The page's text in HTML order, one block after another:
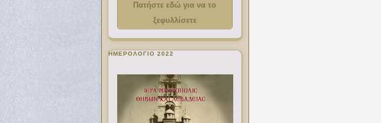
Πατήστε εδώ για να το
ξεφυλλίσετε
ΗΜΕΡΟΛΟΓΙΟ 2022